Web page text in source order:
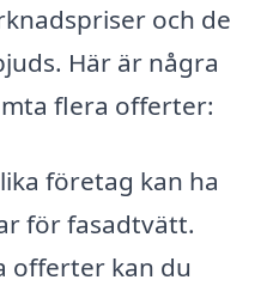
och de
Här är några
flera offerter:
företag kan ha
för fasadtvätt.
offerter kan du